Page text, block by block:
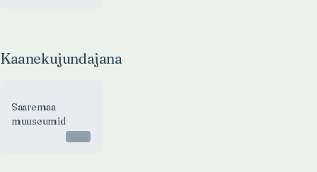
Kaanekujundajana
Saaremaa
muuseumid